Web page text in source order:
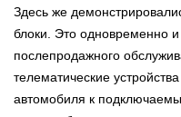
Здесь же
блоки. Это одновременно
послепродажного
телематические
автомобиля к